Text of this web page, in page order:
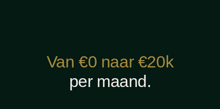
Van €0 naar €20k
per maand.